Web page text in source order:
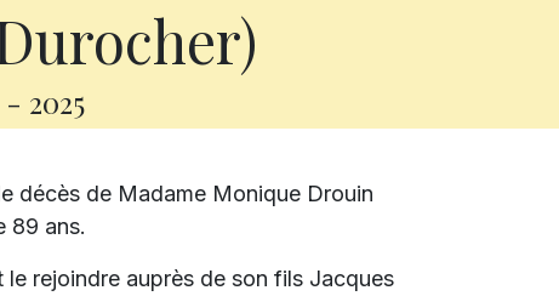
- 2025
décès de Madame Monique Drouin
89 ans.
rejoindre auprès de son fils Jacques